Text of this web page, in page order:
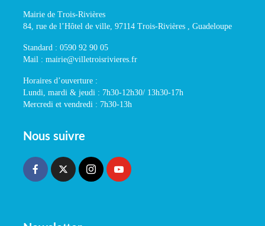
Mairie de Trois-Rivières
84, rue de l’Hôtel de ville, 97114 Trois-Rivières , Guadeloupe
Standard : 0590 92 90 05
Mail : mairie@villetroisrivieres.fr
Horaires d’ouverture :
Lundi, mardi & jeudi : 7h30-12h30/ 13h30-17h
Mercredi et vendredi : 7h30-13h
Nous suivre